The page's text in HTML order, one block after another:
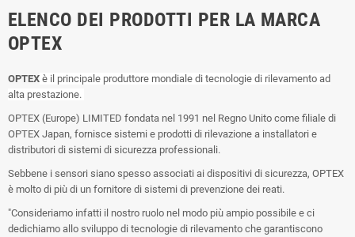
ELENCO DEI PRODOTTI PER LA MARCA
OPTEX
OPTEX è il principale produttore mondiale di tecnologie di rilevamento ad
alta prestazione.
OPTEX (Europe) LIMITED fondata nel 1991 nel Regno Unito come filiale di
OPTEX Japan, fornisce sistemi e prodotti di rilevazione a installatori e
distributori di sistemi di sicurezza professionali.
Sebbene i sensori siano spesso associati ai dispositivi di sicurezza, OPTEX
è molto di più di un fornitore di sistemi di prevenzione dei reati.
"Consideriamo infatti il nostro ruolo nel modo più ampio possibile e ci
dedichiamo allo sviluppo di tecnologie di rilevamento che garantiscono